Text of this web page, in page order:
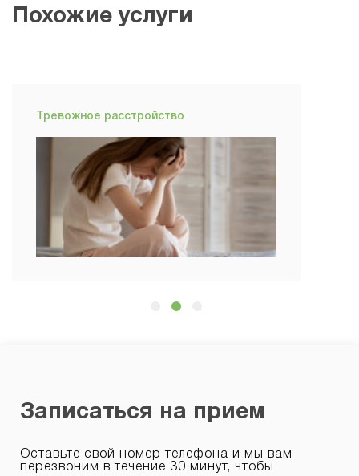
Похожие услуги
Записаться на прием
Оставьте свой номер телефона и мы вам
перезвоним в течение 30 минут, чтобы